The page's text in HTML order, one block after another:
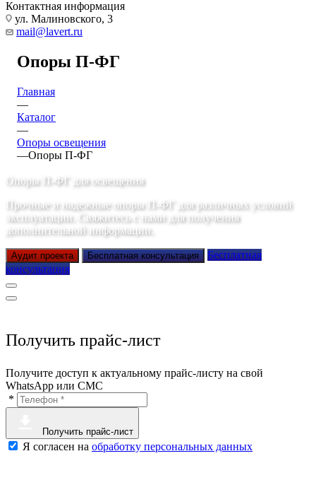
Контактная информация
ул. Малиновского, 3
mail@lavert.ru
Опоры П-ФГ
Главная
—
Каталог
—
Опоры освещения
—Опоры П-ФГ
Опоры П-ФГ для освещения
Прочные и надежные опоры П-ФГ для различных условий
эксплуатации. Свяжитесь с нами для получения
дополнительной информации.
Аудит проекта Бесплатная консультация
Бесплатная
консультация
Получить прайс-лист
Получите доступ к актуальному прайс-листу на свой
WhatsApp или СМС
*
Получить прайс-лист
Я согласен на обработку персональных данных